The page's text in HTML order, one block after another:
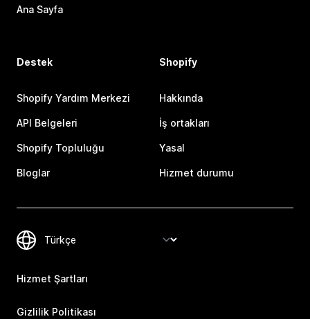
Ana Sayfa
Destek
Shopify Yardım Merkezi
API Belgeleri
Shopify Topluluğu
Bloglar
Shopify
Hakkında
İş ortakları
Yasal
Hizmet durumu
Hizmet Şartları
Gizlilik Politikası